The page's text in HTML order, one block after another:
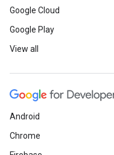
Google Cloud
Google Play
View all
Android
Chrome